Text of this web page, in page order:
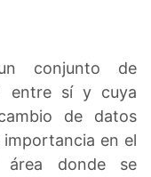
conjunto de
entre sí y cuya
de datos
en el
área donde se